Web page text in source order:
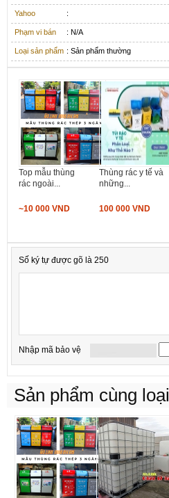
Yahoo :
Phạm vi bán : N/A
Loại sản phẩm : Sản phẩm thường
Top mẫu thùng
rác ngoài...
~10 000 VND
Thùng rác y tế và
những...
100 000 VND
Số ký tự được gõ là 250
Nhập mã bảo vệ
Sản phẩm cùng loại